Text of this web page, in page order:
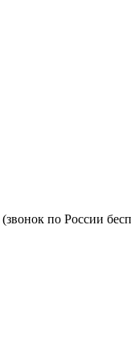
(звонок по России